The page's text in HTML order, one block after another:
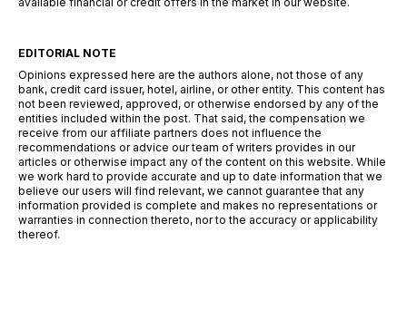
EDITORIAL NOTE
Opinions expressed here are the authors alone, not those of any
bank, credit card issuer, hotel, airline, or other entity. This content has
not been reviewed, approved, or otherwise endorsed by any of the
entities included within the post. That said, the compensation we
receive from our affiliate partners does not influence the
recommendations or advice our team of writers provides in our
articles or otherwise impact any of the content on this website. While
we work hard to provide accurate and up to date information that we
believe our users will find relevant, we cannot guarantee that any
information provided is complete and makes no representations or
warranties in connection thereto, nor to the accuracy or applicability
thereof.